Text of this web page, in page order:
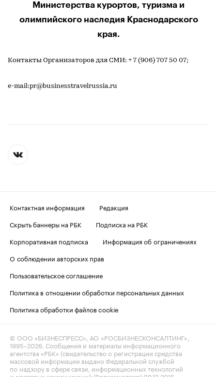
Министерства курортов, туризма и
олимпийского наследия Краснодарского
края.
Контакты Организаторов для СМИ: + 7 (906) 707 50 07;
e-mail:pr@businesstravelrussia.ru
Контактная информация
Редакция
Скрыть баннеры на РБК
Подписка на РБК
Корпоративная подписка
Информация об ограничениях
О соблюдении авторских прав
Пользовательское соглашение
Политика в отношении обработки персональных данных
Политика обработки файлов cookie
© ООО «БИЗНЕСПРЕСС», АО «РОСБИЗНЕСКОНСАЛТИНГ»,
1995–2026. Сообщения и материалы информационного
агентства «РБК» (свидетельство о регистрации средства
массовой информации выдано Федеральной службой
по надзору в сфере связи, информационных технологий